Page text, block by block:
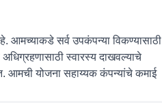
आमच्याकडे सर्व उपकंपन्या विकण्यासाठी
स्वारस्य दाखवल्याचे
आमची योजना सहाय्यक कंपन्यांचे कमाई